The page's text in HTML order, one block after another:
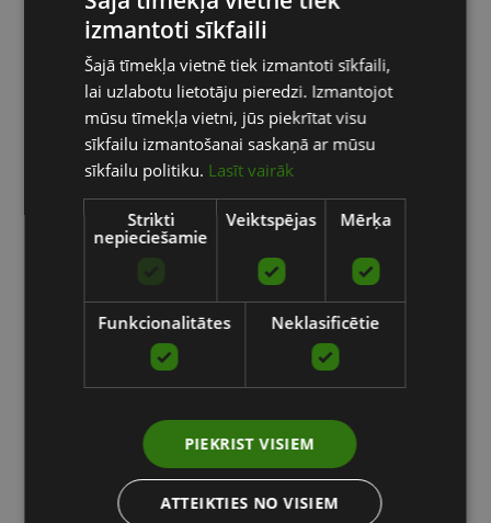
ENGLISH
RUSSIAN
izmantoti sīkfaili
Šajā tīmekļa vietnē tiek izmantoti sīkfaili,
lai uzlabotu lietotāju pieredzi. Izmantojot
mūsu tīmekļa vietni, jūs piekrītat visu
sīkfailu izmantošanai saskaņā ar mūsu
sīkfailu politiku. Lasīt vairāk
Strikti
nepieciešamie
Veiktspējas Mērķa
Funkcionalitātes Neklasificētie
PIEKRIST VISIEM
ATTEIKTIES NO VISIEM